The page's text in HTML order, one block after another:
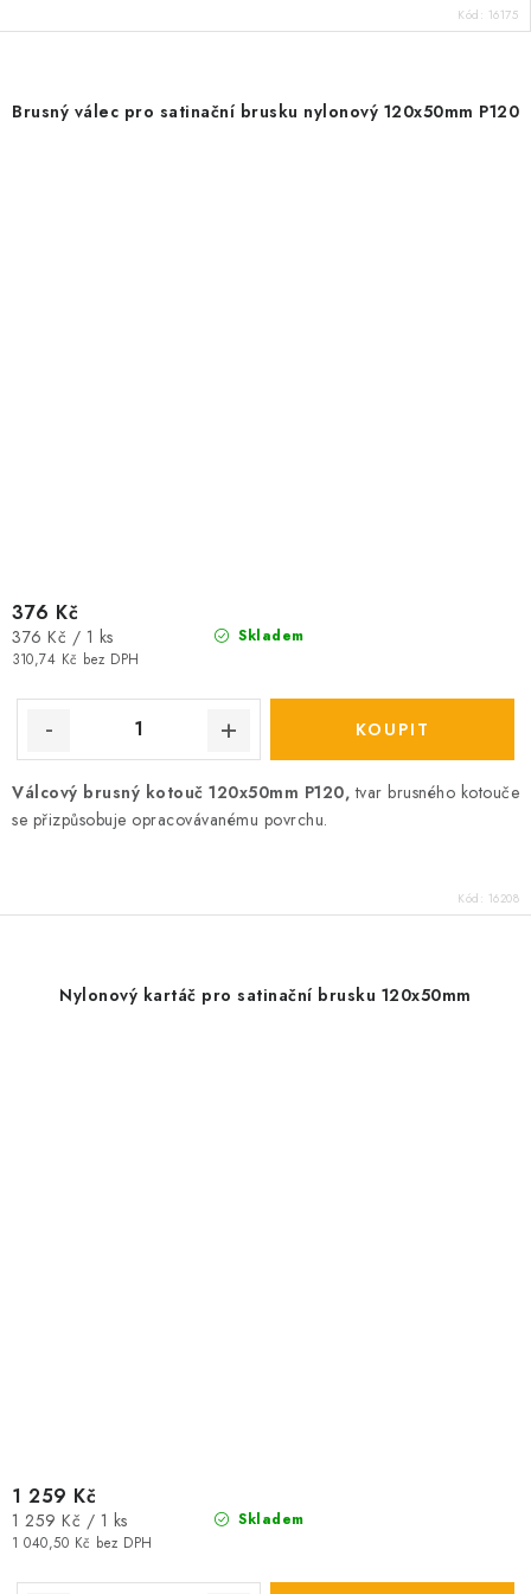
Kód: 16175
Brusný válec pro satinační brusku nylonový 120x50mm P120
Skladem
310,74 Kč bez DPH
376 Kč
Měrná
cena:
376 Kč / 1 ks
Válcový brusný kotouč 120x50mm P120,tvar brusného kotouče
se přizpůsobuje opracovávanému povrchu.
Kód: 16208
Nylonový kartáč pro satinační brusku 120x50mm
Skladem
1 040,50 Kč bez DPH
1 259 Kč
Měrná
cena:
1 259 Kč / 1 ks